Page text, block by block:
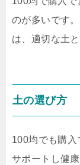
のが多いです
は、適切な土
土の選び方
100均でも購
サポートし健